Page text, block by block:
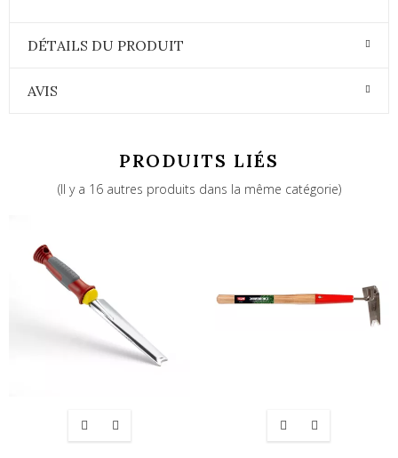
DÉTAILS DU PRODUIT
AVIS
PRODUITS LIÉS
(Il y a 16 autres produits dans la même catégorie)